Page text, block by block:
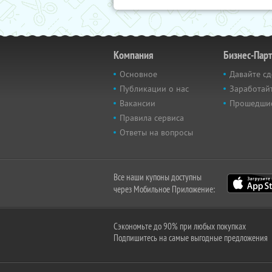
Компания
Основное
Публикации о нас
Вакансии
Правила сервиса
Ответы на вопросы
Бизнес-
Давайте
Все наши купоны доступны
через Мобильное Приложение:
Сэкономьте до 90% при любых покупках
Подпишитесь на самые выгодные предложения